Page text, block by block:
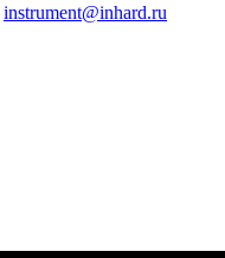
instrument@inhard.ru